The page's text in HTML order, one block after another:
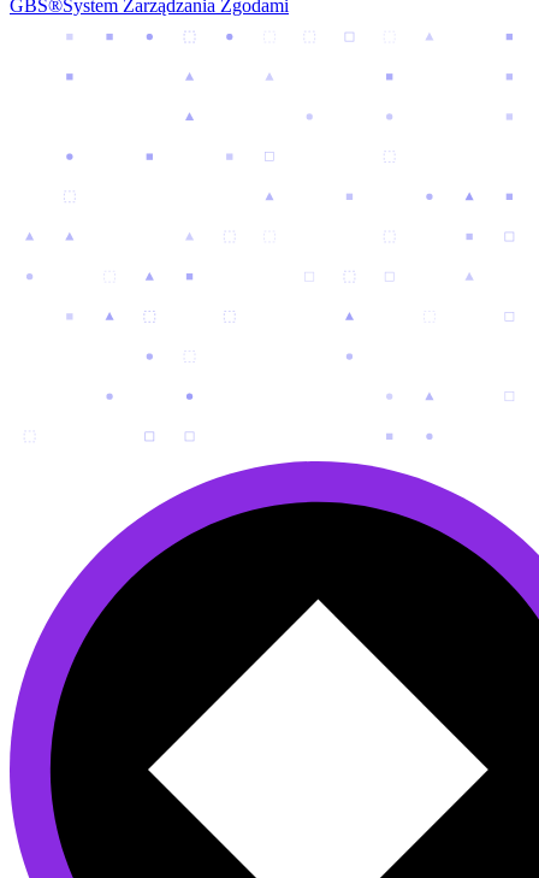
GBS®System Zarządzania Zgodami